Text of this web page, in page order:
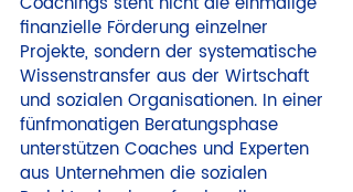
finanzielle Förderung einzelner
Projekte, sondern der systematische
Wissenstransfer aus der Wirtschaft
und sozialen Organisationen. In einer
fünfmonatigen Beratungsphase
unterstützen Coaches und Experten
aus Unternehmen die sozialen